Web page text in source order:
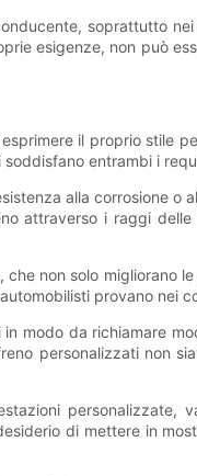
soprattutto
esigenze, non può
il proprio stile
entrambi i
alla corrosione
attraverso i raggi
non solo migliorano
provano nei
modo da richiamare
personalizzati non
personalizzate,
di mettere in